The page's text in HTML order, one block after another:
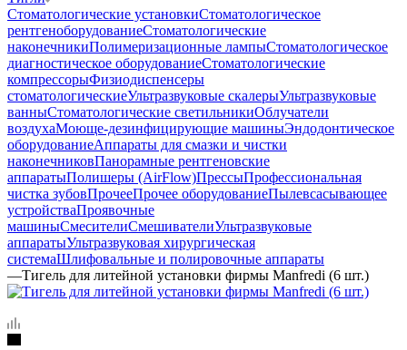
Стоматологические установкиСтоматологическое
рентгеноборудованиеСтоматологические
наконечникиПолимеризационные лампыСтоматологическое
диагностическое оборудованиеСтоматологические
компрессорыФизиодиспенсеры
стоматологическиеУльтразвуковые скалерыУльтразвуковые
ванныСтоматологические светильникиОблучатели
воздухаМоюще-дезинфицирующие машиныЭндодонтическое
оборудованиеАппараты для смазки и чистки
наконечниковПанорамные рентгеновские
аппаратыПолишеры (AirFlow)ПрессыПрофессиональная
чистка зубовПрочееПрочее оборудованиеПылевсасывающее
устройстваПроявочные
машиныСмесителиСмешивателиУльтразвуковые
аппаратыУльтразвуковая хирургическая
системаШлифовальные и полировочные аппараты
—Тигель для литейной установки фирмы Manfredi (6 шт.)